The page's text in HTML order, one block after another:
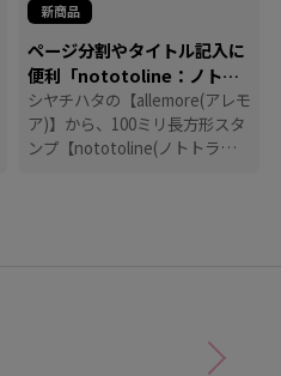
新商品
ページ分割やタイトル記入に
便利「nototoline：ノトト
ライン」
シヤチハタの【allemore(アレモ
ア)】から、100ミリ長方形スタ
ンプ【nototoline(ノトトライ